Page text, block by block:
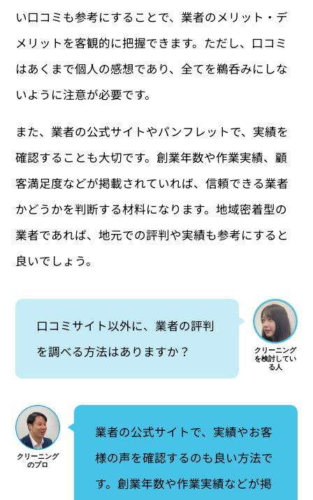
い口コミも参考にすることで、業者のメリット・デ
メリットを客観的に把握できます。ただし、口コミ
はあくまで個人の感想であり、全てを鵜呑みにしな
いように注意が必要です。
また、業者の公式サイトやパンフレットで、実績を
確認することも大切です。創業年数や作業実績、顧
客満足度などが掲載されていれば、信頼できる業者
かどうかを判断する材料になります。地域密着型の
業者であれば、地元での評判や実績も参考にすると
良いでしょう。
口コミサイト以外に、業者の評判
を調べる方法はありますか？
業者の公式サイトで、実績やお客
様の声を確認するのも良い方法で
す。創業年数や作業実績などが掲